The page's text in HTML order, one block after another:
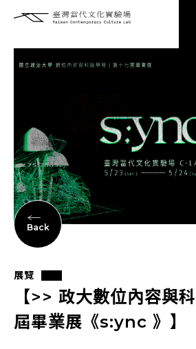
Back
展覽
【>> 政大數位內容與
屆畢業展《s:ync 》】